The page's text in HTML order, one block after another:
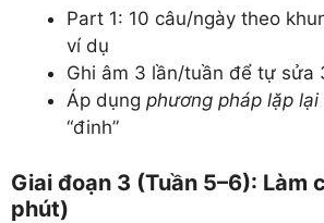
Part 1: 10 câu/ngày theo
ví dụ
Ghi âm 3 lần/tuần để tự sửa
Áp dụng phương pháp lặp lại
“đinh”
Giai đoạn 3 (Tuần 5–6): Làm
phút)